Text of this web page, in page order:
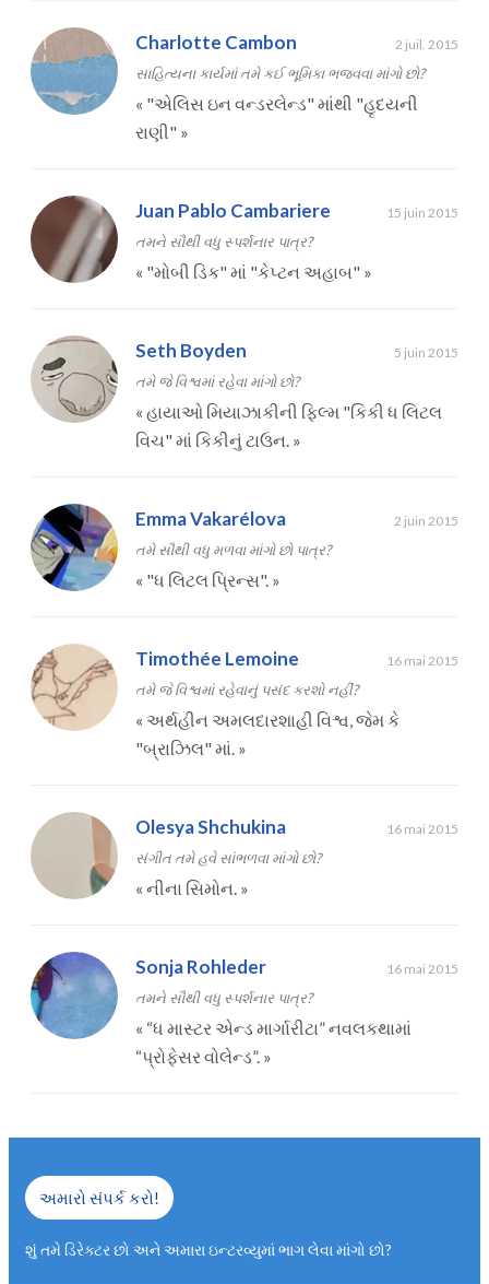
Charlotte Cambon 2 juil. 2015
સાહિત્યના કાર્યમાં તમે કઈ ભૂમિકા ભજવવા માંગો છો?
« "એલિસ ઇન વન્ડરલેન્ડ" માંથી "હૃદયની
રાણી" »
Juan Pablo Cambariere 15 juin 2015
તમને સૌથી વધુ સ્પર્શનાર પાત્ર?
« "મોબી ડિક" માં "કેપ્ટન અહાબ" »
Seth Boyden 5 juin 2015
તમે જે વિશ્વમાં રહેવા માંગો છો?
« હાયાઓ મિયાઝાકીની ફિલ્મ "કિકી ધ લિટલ
વિચ" માં કિકીનું ટાઉન. »
Emma Vakarélova 2 juin 2015
તમે સૌથી વધુ મળવા માંગો છો પાત્ર?
« "ધ લિટલ પ્રિન્સ". »
Timothée Lemoine 16 mai 2015
તમે જે વિશ્વમાં રહેવાનું પસંદ કરશો નહીં?
« અર્થહીન અમલદારશાહી વિશ્વ, જેમ કે
"બ્રાઝિલ" માં. »
Olesya Shchukina 16 mai 2015
સંગીત તમે હવે સાંભળવા માંગો છો?
« નીના સિમોન. »
Sonja Rohleder 16 mai 2015
તમને સૌથી વધુ સ્પર્શનાર પાત્ર?
« “ધ માસ્ટર એન્ડ માર્ગારીટા” નવલકથામાં
“પ્રોફેસર વોલેન્ડ”. »
અમારો સંપર્ક કરો!
શું તમે ડિરેક્ટર છો અને અમારા ઇન્ટરવ્યુમાં ભાગ લેવા માંગો છો?